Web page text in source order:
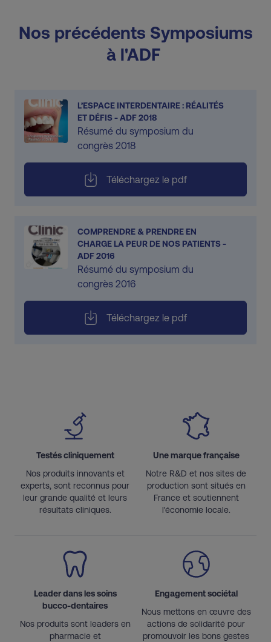
Nos précédents Symposiums
à l'ADF
L’ESPACE INTERDENTAIRE : RÉALITÉS
ET DÉFIS - ADF 2018
Résumé du symposium du
congrès 2018
Téléchargez le pdf
COMPRENDRE & PRENDRE EN
CHARGE LA PEUR DE NOS PATIENTS -
ADF 2016
Résumé du symposium du
congrès 2016
Téléchargez le pdf
Testés cliniquement
Nos produits innovants et
experts, sont reconnus pour
leur grande qualité et leurs
résultats cliniques.
Une marque française
Notre R&D et nos sites de
production sont situés en
France et soutiennent
l'économie locale.
Leader dans les soins
bucco-dentaires
Nos produits sont leaders en
pharmacie et
Engagement sociétal
Nous mettons en œuvre des
actions de solidarité pour
promouvoir les bons gestes